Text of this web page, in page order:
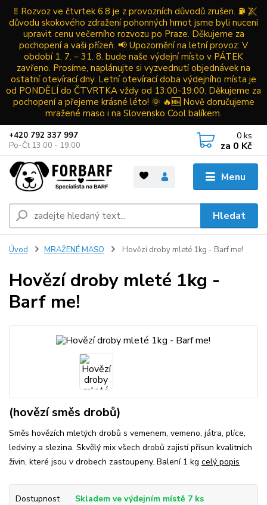
‼️ Rozvoz ve čtvrtek 6.8 je z provozních důvodů zrušen. ⛽ Z
důvodu skokového zdražení pohonných hmot jsme byli nuceni
upravit cenu večerního rozvozu po Praze. Děkujeme za
pochopení a vaši přízeň. 📢 Upozornění na letní provoz: V
období 1. 7. – 31. 8. bude naše výdejní místo v PÁTEK
zavřeno. Prosíme, naplánujte si vyzvednutí objednávek na
ostatní otevírací dny. Letní otevírací doba výdejního místa je
od PONDĚLÍ do ČTVRTKA vždy od 13:00-19:00. Děkujeme za
pochopení a přejeme krásné léto! 🌞 🔥🆕 Nově doručujeme
mražené maso i na Slovensko Cool balíkem.
Menu
Hledat
+420 792 337 997
Po-Čt 13:00 - 19:00
0 ks
za 0 Kč
Úvod MRAŽENÉ MASO Hovězí droby mleté 1kg - Barf me!
Hovězí droby mleté 1kg -
Barf me!
(hovězí směs drobů)
Směs hovězích mletých drobů s vemenem, vemeno, játra, plíce,
ledviny a slezina. Skvělý mix všech drobů zajistí přísun kvalitních
živin, které jsou v drobech zastoupeny. Balení 1 kg celý popis
Dostupnost Skladem ve výdejním místě 7 ks